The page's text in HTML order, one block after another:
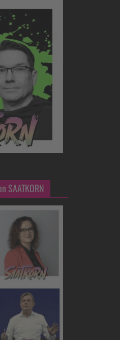
SAATKORN